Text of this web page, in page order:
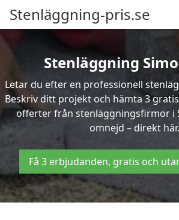
Stenläggning-pris.se
Stenläggning
Letar du efter en professionell
Beskriv ditt projekt och hämta 3
offerter från stenläggningsfirmor i
omnejd – direkt här.
Få 3 erbjudanden, gratis och